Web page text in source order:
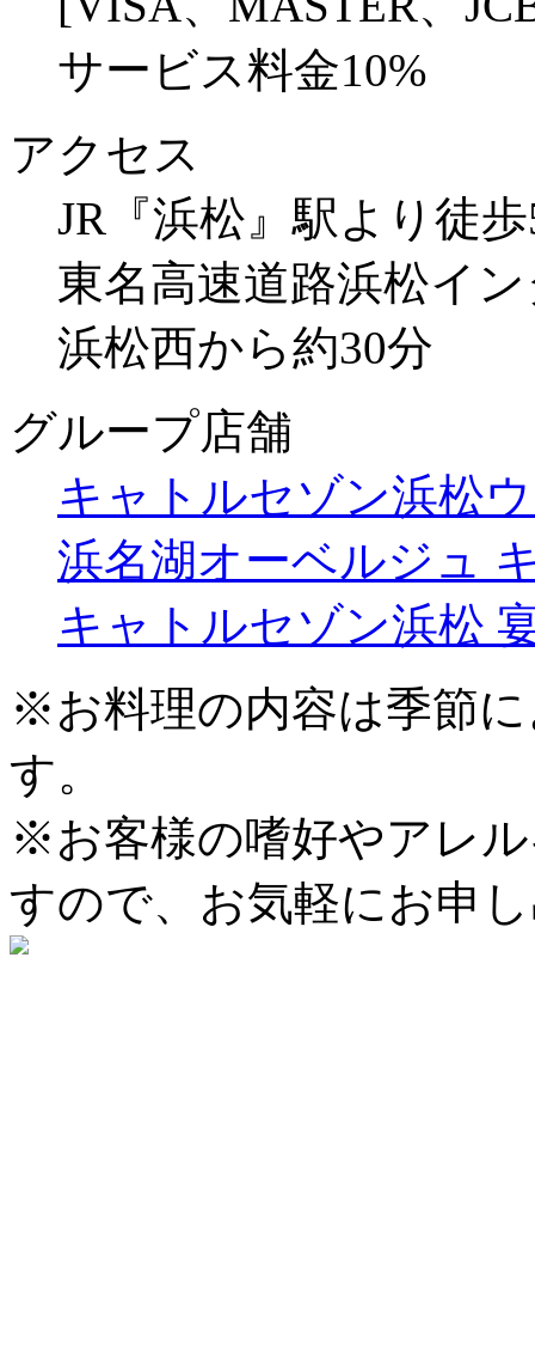
サービス料金10%
アクセス
JR『浜松』駅より徒
東名高速道路浜松イ
浜松西から約30分
グループ店舗
キャトルセゾン浜松
浜名湖オーベルジュ
キャトルセゾン浜松
※お料理の内容は季節
す。
※お客様の嗜好やアレ
すので、お気軽にお申